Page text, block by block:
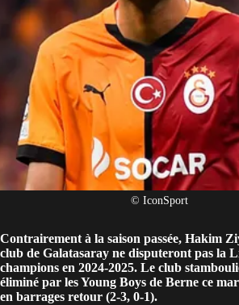
© IconSport
Contrairement à la saison passée, Hakim
club de Galatasaray ne disputeront pas la
champions en 2024-2025. Le club
éliminé par les Young Boys de Berne ce
en barrages retour (2-3, 0-1).